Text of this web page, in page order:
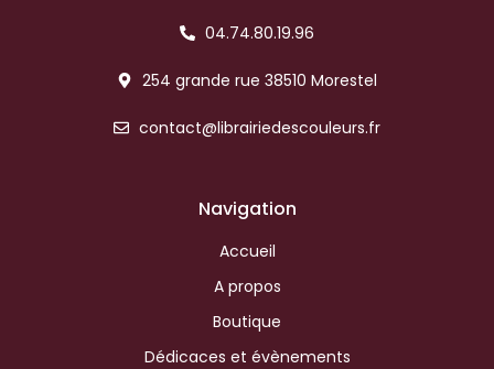
04.74.80.19.96
254 grande rue 38510 Morestel
contact@librairiedescouleurs.fr
Navigation
Accueil
A propos
Boutique
Dédicaces et évènements